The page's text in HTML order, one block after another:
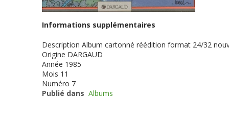
Informations supplémentaires
Description Album cartonné réédition format 24/32
Origine DARGAUD
Année 1985
Mois 11
Numéro 7
Publié dans Albums